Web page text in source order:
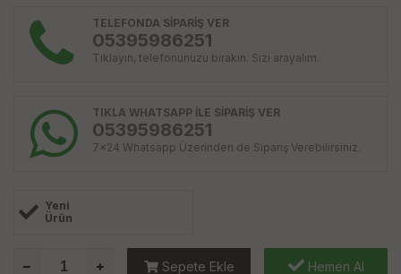
TELEFONDA SİPARİŞ VER
05395986251
Tıklayın, telefonunuzu bırakın. Sizi arayalım.
TIKLA WHATSAPP İLE SİPARİŞ VER
05395986251
7x24 Whatsapp Üzerinden de Sipariş Verebilirsiniz.
Yeni
Ürün
Sepete Ekle Hemen Al